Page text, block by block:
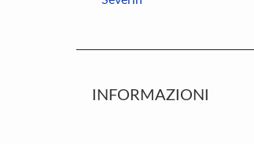
INFORMAZIONI